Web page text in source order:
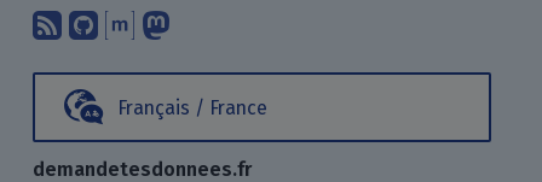
Abonnez-vous à notre blog en
Nous trouver sur GitHub.
Échanger avec nous via Matrix.
Français / France
demandetesdonnees.fr